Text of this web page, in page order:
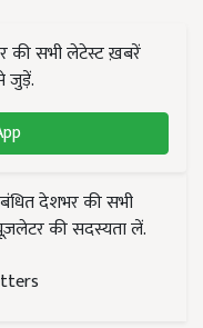
की सभी लेटेस्ट ख़बरें
जुड़ें.
देशभर की सभी
की सदस्यता लें.